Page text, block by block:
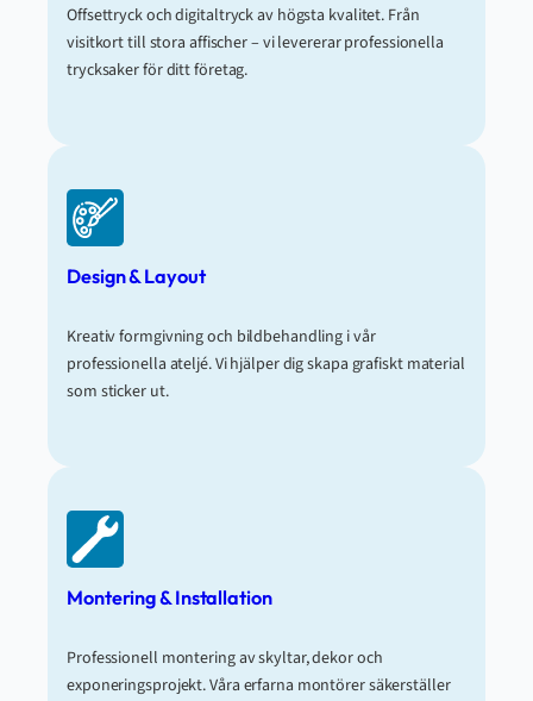
Offsettryck och digitaltryck av högsta kvalitet. Från
visitkort till stora affischer – vi levererar professionella
trycksaker för ditt företag.
Design & Layout
Kreativ formgivning och bildbehandling i vår
professionella ateljé. Vi hjälper dig skapa grafiskt material
som sticker ut.
Montering & Installation
Professionell montering av skyltar, dekor och
exponeringsprojekt. Våra erfarna montörer säkerställer